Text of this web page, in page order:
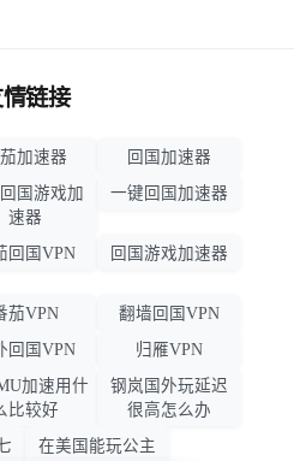
链接
加速器
回国加速器
国游戏加
速器
一键回国加速器
回国VPN 回国游戏加速器
茄VPN
翻墙回国VPN
回国VPN
归雁VPN
加速用什
比较好
钢岚国外玩延迟
很高怎么办
在美国能玩公主